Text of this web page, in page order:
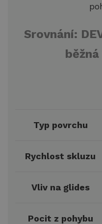
Srovnání:
Typ povrchu
Rychlost skluzu
Vliv na glides
Pocit z pohybu